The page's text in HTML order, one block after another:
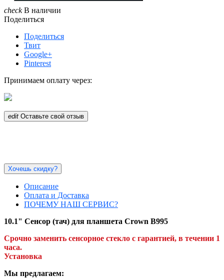
checkВ наличии
Поделиться
Поделиться
Твит
Google+
Pinterest
Принимаем оплату через:
edit Оставьте свой отзыв
Хочешь скидку?
Описание
Оплата и Доставка
ПОЧЕМУ НАШ СЕРВИС?
10.1" Сенсор (тач) для планшета Crown B995
Срочно заменить сенсорное стекло с гарантией, в течении 1
часа.
Установка
Мы предлагаем: